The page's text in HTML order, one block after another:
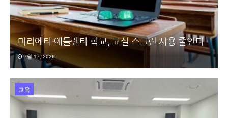
마리에타·애틀랜타 학교, 교실 스크린 사용 줄인다
7월 17, 2026
교육